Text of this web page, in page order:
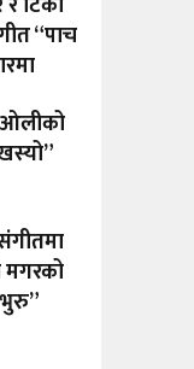
“पाच
मगरको